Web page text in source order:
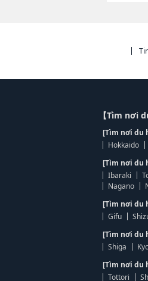
【Tìm nơi
[Tìm nơi du
Hokkaido
[Tìm nơi du
Ibaraki
Nagano
[Tìm nơi du
Gifu
[Tìm nơi du
Shiga
[Tìm nơi du
Tottori